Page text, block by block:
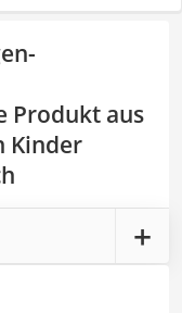
Produkt aus
Kinder